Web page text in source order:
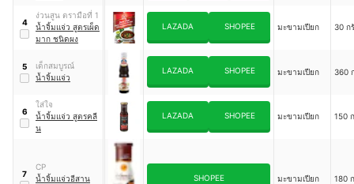
4
ง่วนสูน ตรามือที่ 1
น้ำจิ้มแจ่ว สูตรเผ็ด
มาก ชนิดผง
LAZADA SHOPEE มะขามเปียก 30 ก
5
เด็กสมบูรณ์
น้ำจิ้มแจ่ว
LAZADA SHOPEE มะขามเปียก 360
6
ใส่ใจ
น้ำจิ้มแจ่ว สูตรคลี
น
LAZADA SHOPEE มะขามเปียก 150
7
CP
น้ำจิ้มแจ่วอีสาน
SHOPEE มะขามเปียก 180